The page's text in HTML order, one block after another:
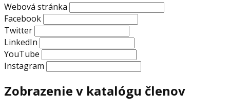
Webová stránka
Facebook
Twitter
LinkedIn
YouTube
Instagram
Zobrazenie v katalógu členov